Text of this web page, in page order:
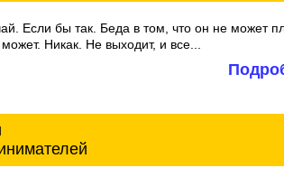
Если бы так. Беда в том, что он не может
Никак. Не выходит, и все...